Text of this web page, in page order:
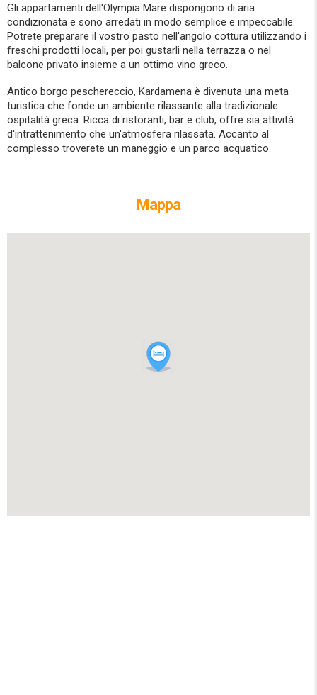
Gli appartamenti dell'Olympia Mare dispongono di aria
condizionata e sono arredati in modo semplice e impeccabile.
Potrete preparare il vostro pasto nell'angolo cottura utilizzando i
freschi prodotti locali, per poi gustarli nella terrazza o nel
balcone privato insieme a un ottimo vino greco.
Antico borgo peschereccio, Kardamena è divenuta una meta
turistica che fonde un ambiente rilassante alla tradizionale
ospitalità greca. Ricca di ristoranti, bar e club, offre sia attività
d'intrattenimento che un'atmosfera rilassata. Accanto al
complesso troverete un maneggio e un parco acquatico.
Mappa